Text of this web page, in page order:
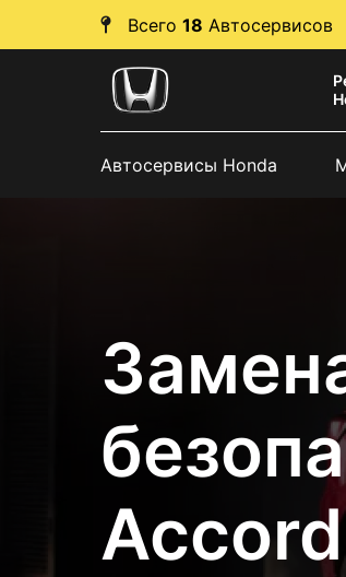
Всего 18 Автосервисов
Автосервисы Honda
Accord